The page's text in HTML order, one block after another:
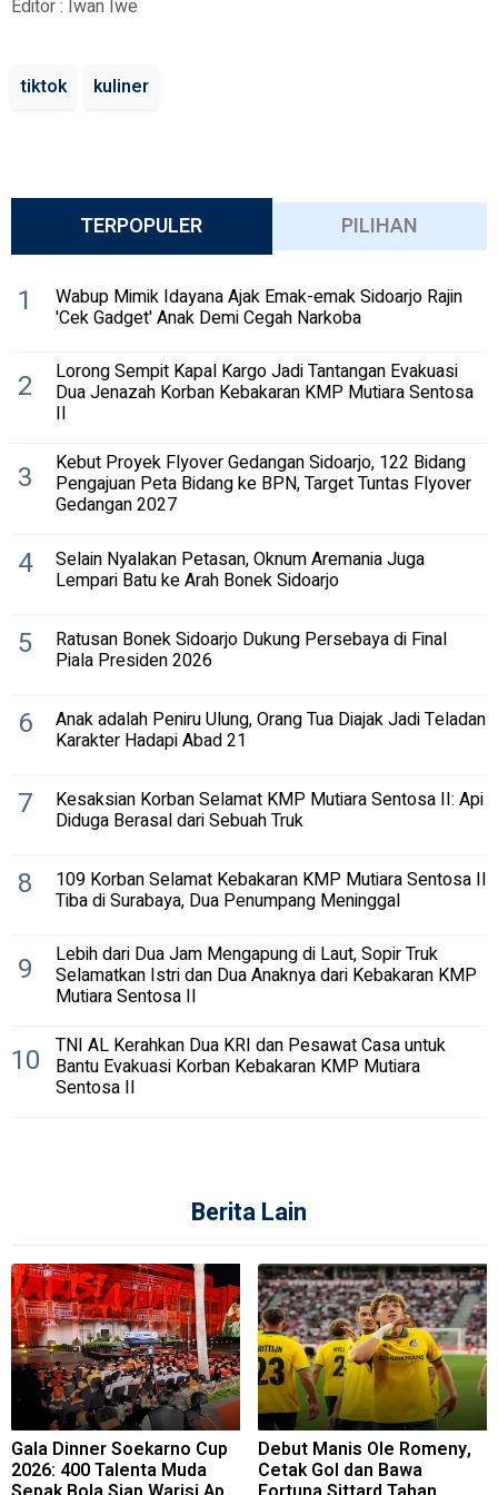
Editor : Iwan Iwe
tiktok kuliner
TERPOPULER PILIHAN
1 Wabup Mimik Idayana Ajak Emak-emak Sidoarjo Rajin
'Cek Gadget' Anak Demi Cegah Narkoba
2 Lorong Sempit Kapal Kargo Jadi Tantangan Evakuasi
Dua Jenazah Korban Kebakaran KMP Mutiara Sentosa
II
3 Kebut Proyek Flyover Gedangan Sidoarjo, 122 Bidang
Pengajuan Peta Bidang ke BPN, Target Tuntas Flyover
Gedangan 2027
4 Selain Nyalakan Petasan, Oknum Aremania Juga
Lempari Batu ke Arah Bonek Sidoarjo
5 Ratusan Bonek Sidoarjo Dukung Persebaya di Final
Piala Presiden 2026
6 Anak adalah Peniru Ulung, Orang Tua Diajak Jadi Teladan
Karakter Hadapi Abad 21
7 Kesaksian Korban Selamat KMP Mutiara Sentosa II: Api
Diduga Berasal dari Sebuah Truk
8 109 Korban Selamat Kebakaran KMP Mutiara Sentosa II
Tiba di Surabaya, Dua Penumpang Meninggal
9 Lebih dari Dua Jam Mengapung di Laut, Sopir Truk
Selamatkan Istri dan Dua Anaknya dari Kebakaran KMP
Mutiara Sentosa II
10 TNI AL Kerahkan Dua KRI dan Pesawat Casa untuk
Bantu Evakuasi Korban Kebakaran KMP Mutiara
Sentosa II
Berita Lain
Gala Dinner Soekarno Cup
2026: 400 Talenta Muda
Debut Manis Ole Romeny,
Cetak Gol dan Bawa